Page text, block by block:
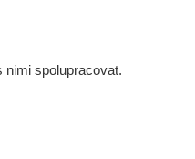
nimi spolupracovat.